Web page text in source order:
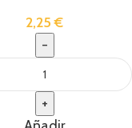
2,25€